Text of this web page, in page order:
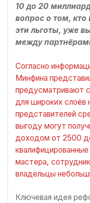
10 до 20
вопрос о том, кто
эти льготы, уже
между
Согласно
Минфина
предусматривают
для широких слоёв
представителей
выгоду могут
доходом от 2500
мастера,
владельцы
Ключевая идея